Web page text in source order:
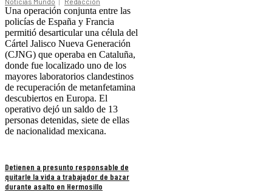
Una operación conjunta entre las
policías de España y Francia
permitió desarticular una célula del
Cártel Jalisco Nueva Generación
(CJNG) que operaba en Cataluña,
donde fue localizado uno de los
mayores laboratorios clandestinos
de recuperación de metanfetamina
descubiertos en Europa. El
operativo dejó un saldo de 13
personas detenidas, siete de ellas
de nacionalidad mexicana.
Detienen a presunto responsable de
quitarle la vida a trabajador de bazar
durante asalto en Hermosillo